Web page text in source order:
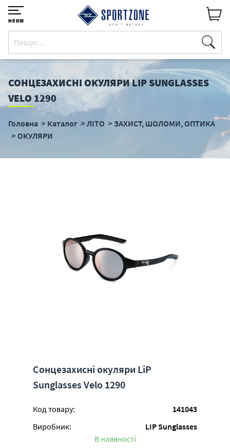
меню
СОНЦЕЗАХИСНІ ОКУЛЯРИ LIP SUNGLASSES
VELO 1290
Головна Каталог ЛІТО
ЗАХИСТ, ШОЛОМИ, ОПТИКА
ОКУЛЯРИ
Сонцезахисні окуляри LiP
Sunglasses Velo 1290
Код товару:
141043
Виробник:
LIP Sunglasses
В наявності